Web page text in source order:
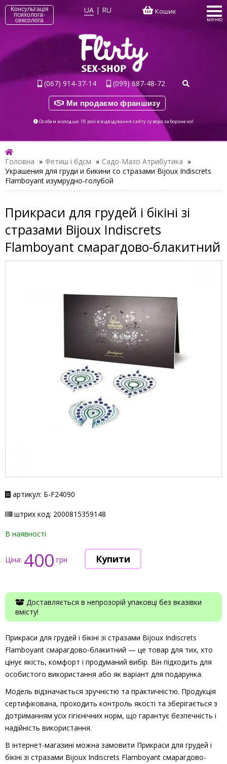
Консультація
психолога-
сексолога
UA | RU Кошик
меню
(067) 914-37-14 (099) 687-48-72
Ми продаємо франшизу
Особам молодше 18 років відвідування сайту суворо заборонено!
Головна » Фетиш і бдсм » Садо-Мазо Атрибутика »
Украшения для груди и бикини со стразами Bijoux Indiscrets
Flamboyant изумрудно-голубой
Прикраси для грудей і бікіні зі
стразами Bijoux Indiscrets
Flamboyant смарагдово-блакитний
артикул: Б-F24090
штрих код: 2000815359148
В наявності
Ціна: 400 грн
Доставляється в непрозорій упаковці без вказівки
вмісту!
Прикраси для грудей і бікіні зі стразами Bijoux Indiscrets
Flamboyant смарагдово-блакитний — це товар для тих, хто
цінує якість, комфорт і продуманий вибір. Він підходить для
особистого використання або як варіант для подарунка.
Модель відзначається зручністю та практичністю. Продукція
сертифікована, проходить контроль якості та зберігається з
дотриманням усіх гігієнічних норм, що гарантує безпечність і
надійність використання.
В інтернет-магазині можна замовити Прикраси для грудей і
бікіні зі стразами Bijoux Indiscrets Flamboyant смарагдово-